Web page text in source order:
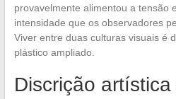
provavelmente alimentou a tensão
intensidade que os observadores
Viver entre duas culturas visuais é
plástico ampliado.
Discrição